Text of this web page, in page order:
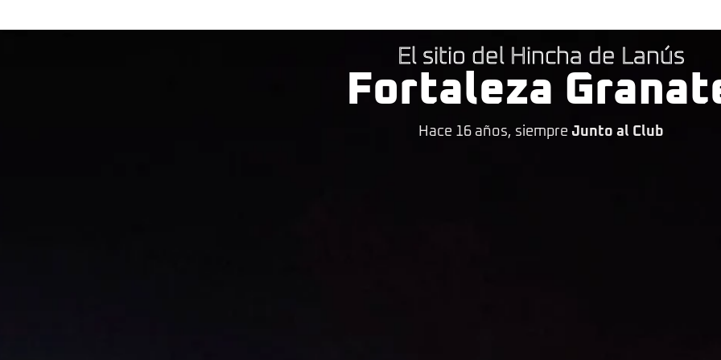
El sitio del Hincha de Lanús
Fortaleza
Hace 16 años, siempre Junto al Club